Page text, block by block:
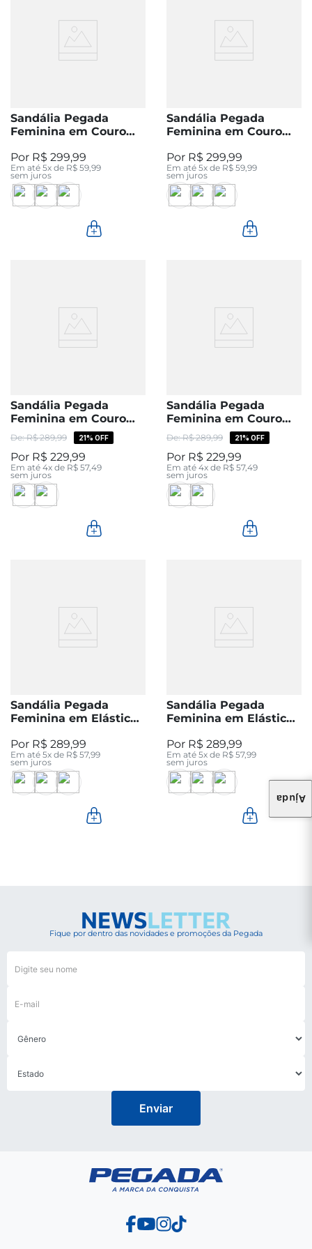
Ajuda
Sandália Pegada
Feminina em Couro
R$ 299,99
Em até 5x de R$ 59,99
sem juros
Sandália Pegada
Feminina em Couro
R$ 299,99
Em até 5x de R$ 59,99
sem juros
Sandália Pegada
Feminina em Couro
Off White 234302-06
R$ 289,99 21% OFF
R$ 229,99
Em até 4x de R$ 57,49
sem juros
Sandália Pegada
Feminina em Couro
Preto 234302-04
R$ 289,99 21% OFF
R$ 229,99
Em até 4x de R$ 57,49
sem juros
Sandália Pegada
Feminina em Elástico
R$ 289,99
Em até 5x de R$ 57,99
sem juros
Sandália Pegada
Feminina em Elástico
R$ 289,99
Em até 5x de R$ 57,99
sem juros
Fique por dentro das novidades e promoções da Pegada
Enviar